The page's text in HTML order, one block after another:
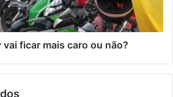
vai ficar mais caro ou não?